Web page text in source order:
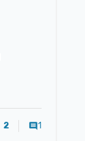
2 1